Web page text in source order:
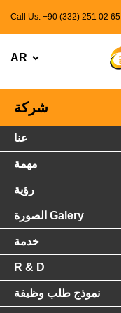
Call Us: +90 (332) 251 02 65
شركة
عنا
مهمة
رؤية
الصورة Galery
خدمة
R & D
نموذج طلب وظيفة